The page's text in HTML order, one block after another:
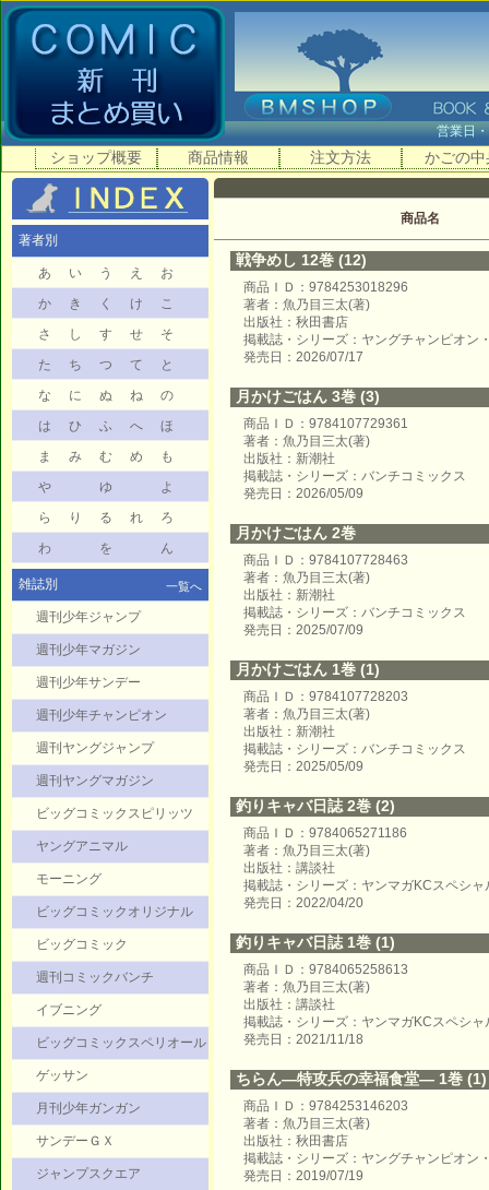
営業
ショップ概要 商品情報 注文方法 かごの中
著者別
あ い う え
お
か
き く け
こ
さ
し す せ
そ
た
ち つ て
と
な
に ぬ ね
の
は
ひ ふ へ
ほ
ま
み む め
も
や
ゆ
よ
ら
り る れ
ろ
わ
を ん
雑誌別 一覧へ
週刊少年ジャンプ
週刊少年マガジン
週刊少年サンデー
週刊少年チャンピオン
週刊ヤングジャンプ
週刊ヤングマガジン
ビッグコミックスピリッツ
ヤングアニマル
モーニング
ビッグコミックオリジナル
ビッグコミック
週刊コミックバンチ
イブニング
ビッグコミックスペリオール
ゲッサン
月刊少年ガンガン
サンデーＧＸ
ジャンプスクエア
商品名
戦争めし 12巻 (12)
商品ＩＤ：9784253018296
著者：魚乃目三太(著)
出版社：秋田書店
掲載誌・シリーズ：ヤングチャンピオン
発売日：2026/07/17
月かけごはん 3巻 (3)
商品ＩＤ：9784107729361
著者：魚乃目三太(著)
出版社：新潮社
掲載誌・シリーズ：バンチコミックス
発売日：2026/05/09
月かけごはん 2巻
商品ＩＤ：9784107728463
著者：魚乃目三太(著)
出版社：新潮社
掲載誌・シリーズ：バンチコミックス
発売日：2025/07/09
月かけごはん 1巻 (1)
商品ＩＤ：9784107728203
著者：魚乃目三太(著)
出版社：新潮社
掲載誌・シリーズ：バンチコミックス
発売日：2025/05/09
釣りキャバ日誌 2巻 (2)
商品ＩＤ：9784065271186
著者：魚乃目三太(著)
出版社：講談社
掲載誌・シリーズ：ヤンマガKCスペシャ
発売日：2022/04/20
釣りキャバ日誌 1巻 (1)
商品ＩＤ：9784065258613
著者：魚乃目三太(著)
出版社：講談社
掲載誌・シリーズ：ヤンマガKCスペシャ
発売日：2021/11/18
ちらん―特攻兵の幸福食堂― 1巻 (1)
商品ＩＤ：9784253146203
著者：魚乃目三太(著)
出版社：秋田書店
掲載誌・シリーズ：ヤングチャンピオン
発売日：2019/07/19